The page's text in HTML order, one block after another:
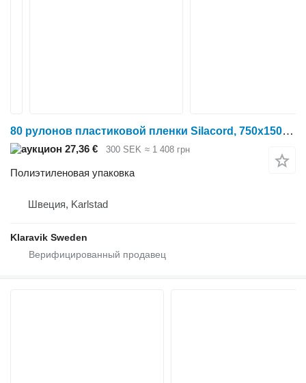
80 рулонов пластиковой пленки Silacord, 750x1500 мм
27,36 € 300 SEK ≈ 1 408 грн
Полиэтиленовая упаковка
Швеция, Karlstad
Klaravik Sweden